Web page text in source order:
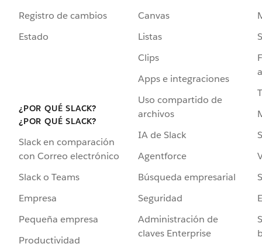
Registro de cambios
Estado
¿POR QUÉ SLACK?
¿POR QUÉ SLACK?
Slack en comparación
con Correo electrónico
Slack o Teams
Empresa
Pequeña empresa
Productividad
Canvas
Listas
Clips
Apps e integraciones
Uso compartido de
archivos
IA de Slack
Agentforce
Búsqueda empresarial
Seguridad
Administración de
claves Enterprise